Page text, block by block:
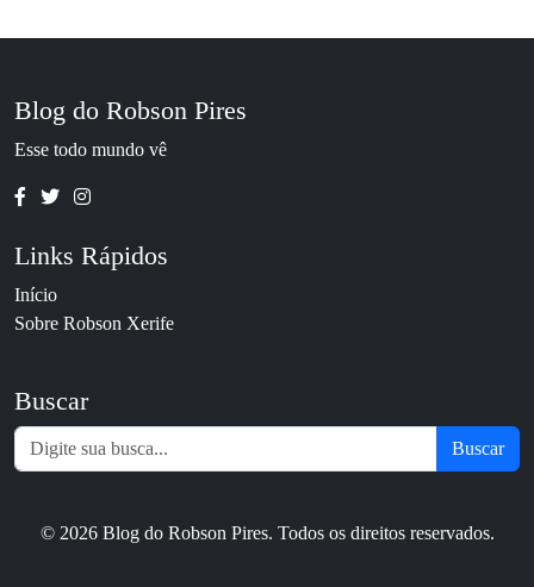
Blog do Robson Pires
Esse todo mundo vê
Links Rápidos
Início
Sobre Robson Xerife
Buscar
Buscar
© 2026 Blog do Robson Pires. Todos os direitos reservados.